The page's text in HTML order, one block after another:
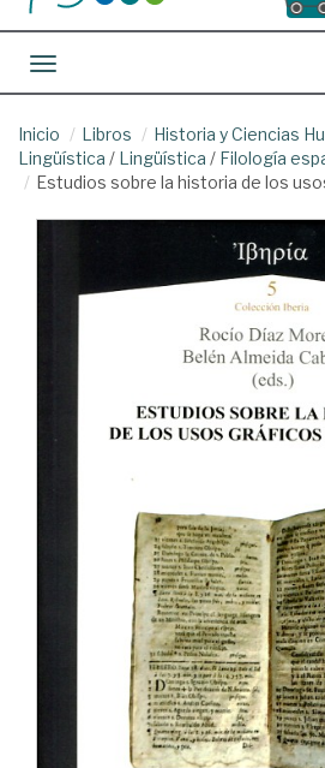
Toggle navigation
Inicio Libros Historia y Ciencias
Lingüística / Lingüística / Filología
Estudios sobre la historia de los